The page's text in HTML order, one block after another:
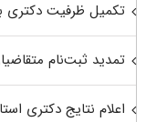
تکمیل ظرفیت دکتری
تمدید ثبت‌نام
اعلام نتایج دکتری